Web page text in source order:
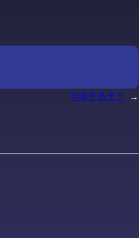
宅等于负犬？ →